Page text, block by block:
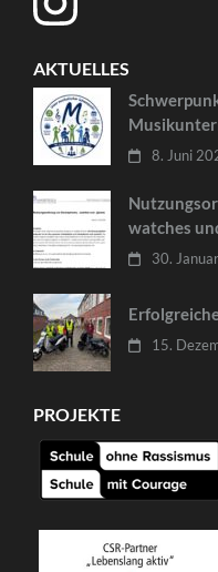
AKTUELLES
8. Juni
watches
30.
15.
PROJEKTE